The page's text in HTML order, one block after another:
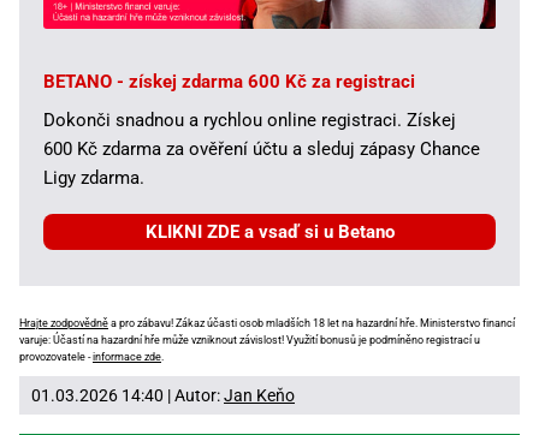
BETANO - získej zdarma 600 Kč za registraci
Dokonči snadnou a rychlou online registraci. Získej
600 Kč zdarma za ověření účtu a sleduj zápasy Chance
Ligy zdarma.
KLIKNI ZDE a vsaď si u Betano
Hrajte zodpovědně a pro zábavu! Zákaz účasti osob mladších 18 let na hazardní hře. Ministerstvo financí
varuje: Účastí na hazardní hře může vzniknout závislost! Využití bonusů je podmíněno registrací u
provozovatele -informace zde.
01.03.2026 14:40 | Autor:Jan Keňo